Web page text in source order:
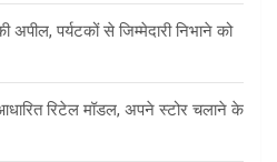
अपील, पर्यटकों से जिम्मेदारी निभाने को
रिटेल मॉडल, अपने स्टोर चलाने के